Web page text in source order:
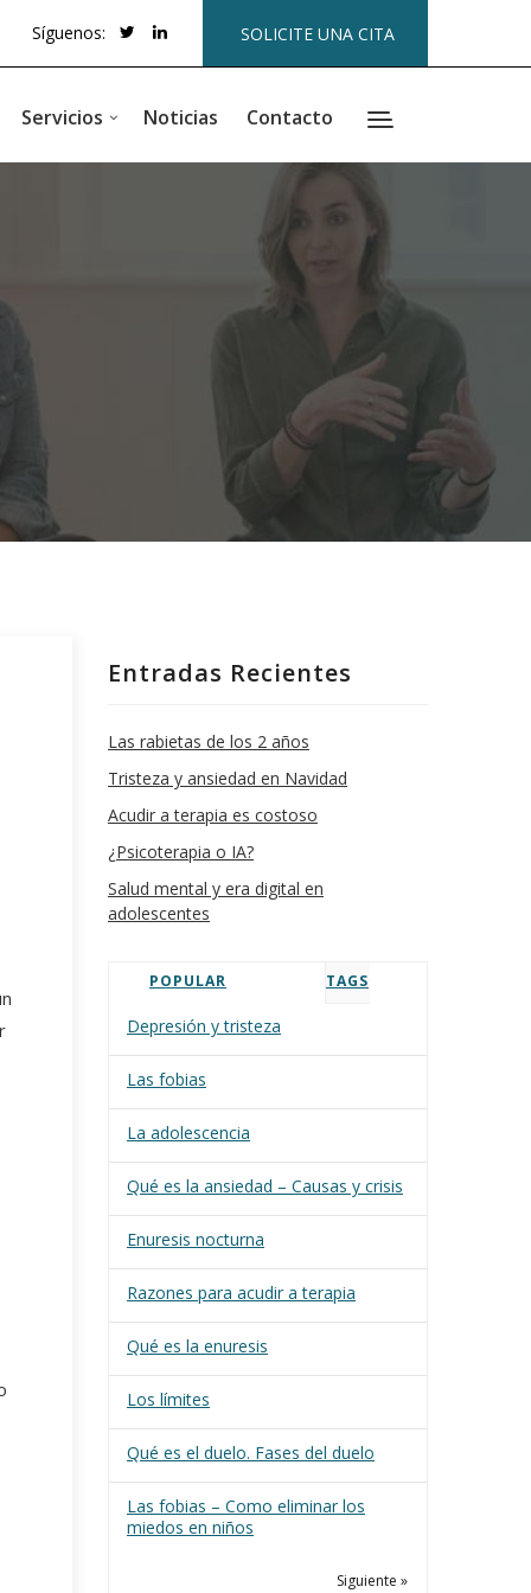
SOLICITE UNA CITA
Síguenos:
Servicios Noticias Contacto
Entradas Recientes
Las rabietas de los 2 años
Tristeza y ansiedad en Navidad
Acudir a terapia es costoso
¿Psicoterapia o IA?
Salud mental y era digital en
adolescentes
POPULAR TAGS
Depresión y tristeza
Las fobias
La adolescencia
Qué es la ansiedad – Causas y crisis
Enuresis nocturna
Razones para acudir a terapia
Qué es la enuresis
Los límites
Qué es el duelo. Fases del duelo
Las fobias – Como eliminar los
miedos en niños
Siguiente »